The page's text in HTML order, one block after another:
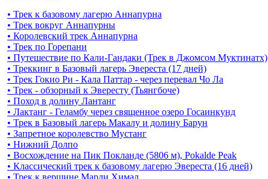
• Трек к базовому лагерю Аннапурна
• Трек вокруг Аннапурны
• Королевский трек Аннапурна
• Трек по Горепани
• Путешествие по Кали-Гандаки (Трек в Джомсом Муктинатх)
• Треккинг в Базовый лагерь Эвереста (17 дней)
• Трек Гокио Ри - Кала Паттар - через перевал Чо Ла
• Трек - обзорный к Эвересту (Тьянгбоче)
• Поход в долину Лантанг
• Лактанг - Геламбу через священное озеро Госаинкунд
• Трек в Базовый лагерь Макалу и долину Барун
• Запретное королевство Мустанг
• Нижний Долпо
• Восхождение на Пик Покланде (5806 м), Pokalde Peak
• Классический трек к базовому лагерю Эвереста (16 дней)